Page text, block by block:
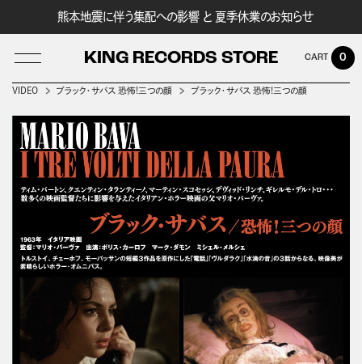
熊本地震に伴う集配への影響 と 夏季休業のお知らせ
KING RECORDS STORE
LOG IN
0
VIDEO ブラック・サバス 恐怖!三つの顔 ブラック・サバス 恐怖!三つの顔